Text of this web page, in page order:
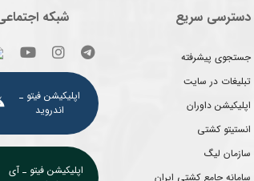
دسترسی سریع
جستجوی پیشرفته
تبلیغات در سایت
اپلیکیشن داوران
انستیتو کشتی
سازمان لیگ
سامانه جامع کشتی ایران
شبکه
اپلیکیشن فیتو ـ
اندروید
اپلیکیشن فیتو ـ آی